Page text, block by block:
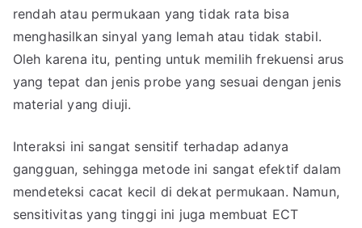
rendah atau permukaan yang tidak rata bisa
menghasilkan sinyal yang lemah atau tidak stabil.
Oleh karena itu, penting untuk memilih frekuensi arus
yang tepat dan jenis probe yang sesuai dengan jenis
material yang diuji.
Interaksi ini sangat sensitif terhadap adanya
gangguan, sehingga metode ini sangat efektif dalam
mendeteksi cacat kecil di dekat permukaan. Namun,
sensitivitas yang tinggi ini juga membuat ECT